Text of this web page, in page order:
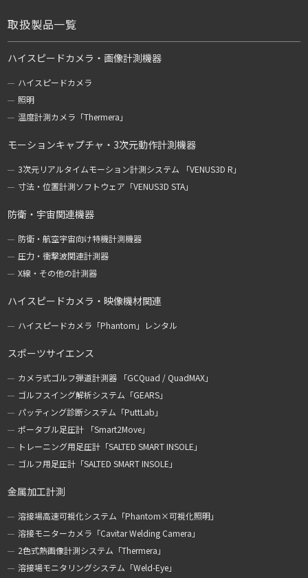
取扱製品一覧
ハイスピードカメラ・画像計測機器
ハイスピードカメラ
照明
温度計測カメラ「Thermera」
モーションキャプチャ・3次元動作計測機器
3次元リアルタイムモーション計測システム 「VENUS3D R」
寸法・位置計測ソフトウェア「VENUS3D STA」
防衛・宇宙関連機器
防衛・航空宇宙向け特機計測機器
圧力・衝撃波関連計測器
X線・その他の計測器
ハイスピードカメラ・映像機材関連
ハイスピードカメラ「Phantom」レンタル
スポーツサイエンス
カメラ式ゴルフ弾道計測器 「GCQuad / QuadMAX」
ゴルフスイング解析システム「GEARS」
パッティング診断システム「PuttLab」
ポータブル足圧計 「Smart2Move」
トレーニング用足圧計「SALTED SMART INSOLE」
ゴルフ用足圧計「SALTED SMART INSOLE」
金属加工計測
溶接場高速可視化システム「Phantom×可視化照明」
溶接モニターカメラ「Cavitar Welding Camera」
2色式熱画像計測システム「Thermera」
溶接場モニタリングシステム「Weld-Eye」